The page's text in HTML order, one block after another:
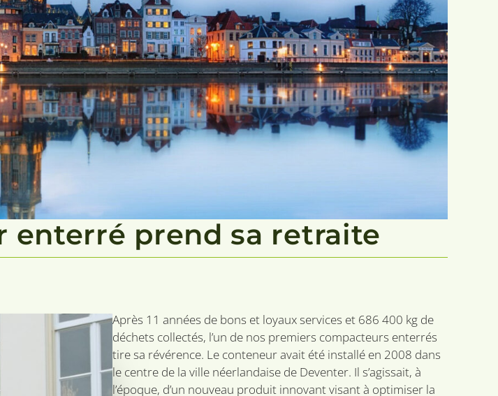
prend sa retraite
Après 11 années de bons et loyaux services et 686 400 kg de
déchets collectés, l’un de nos premiers compacteurs enterrés
tire sa révérence. Le conteneur avait été installé en 2008 dans
le centre de la ville néerlandaise de Deventer. Il s’agissait, à
l’époque, d’un nouveau produit innovant visant à optimiser la